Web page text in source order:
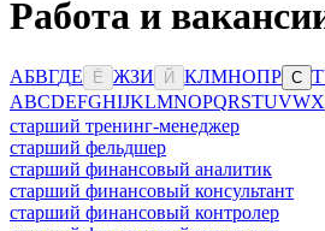
Работа и
АБВГДЕ Ё ЖЗИ Й КЛМНОПР С Т
ABCDEFGHIJKLMNOPQRSTUVWX
старший тренинг-менеджер
старший фельдшер
старший финансовый аналитик
старший финансовый консультант
старший финансовый контролер